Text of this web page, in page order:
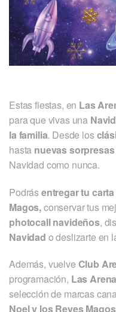
Estas fiestas, en Las
para que vivas una
la familia. Desde los
hasta nuevas sorpresas
Navidad como nunca.
Podrásentregar tu
Magos,conservar tus
photocall navideños,
Navidad o deslizarte en
Además, vuelve Club
programación, Las
selección de marcas
Noel y los Reyes Magos